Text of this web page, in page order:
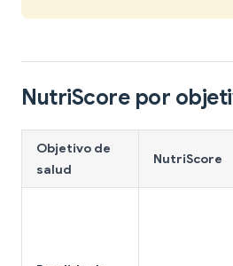
NutriScore por
Objetivo de
salud
NutriScore